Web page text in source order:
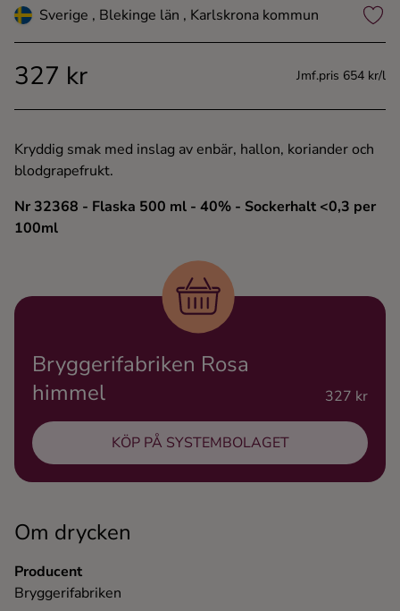
Shots
Tequila
Whisky
Ingredienser
Sverige , Blekinge län , Karlskrona kommun
327 kr Jmf.pris 654 kr/l
Kryddig smak med inslag av enbär, hallon, koriander och
blodgrapefrukt.
Nr 32368 - Flaska 500 ml - 40% - Sockerhalt <0,3 per
100ml
Om drycken
Producent
Bryggerifabriken
Bryggerifabriken Rosa
himmel
327 kr
KÖP PÅ SYSTEMBOLAGET